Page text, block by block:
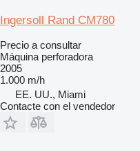
Ingersoll Rand CM780
Precio a consultar
Máquina perforadora
2005
1.000 m/h
EE. UU., Miami
Contacte con el vendedor